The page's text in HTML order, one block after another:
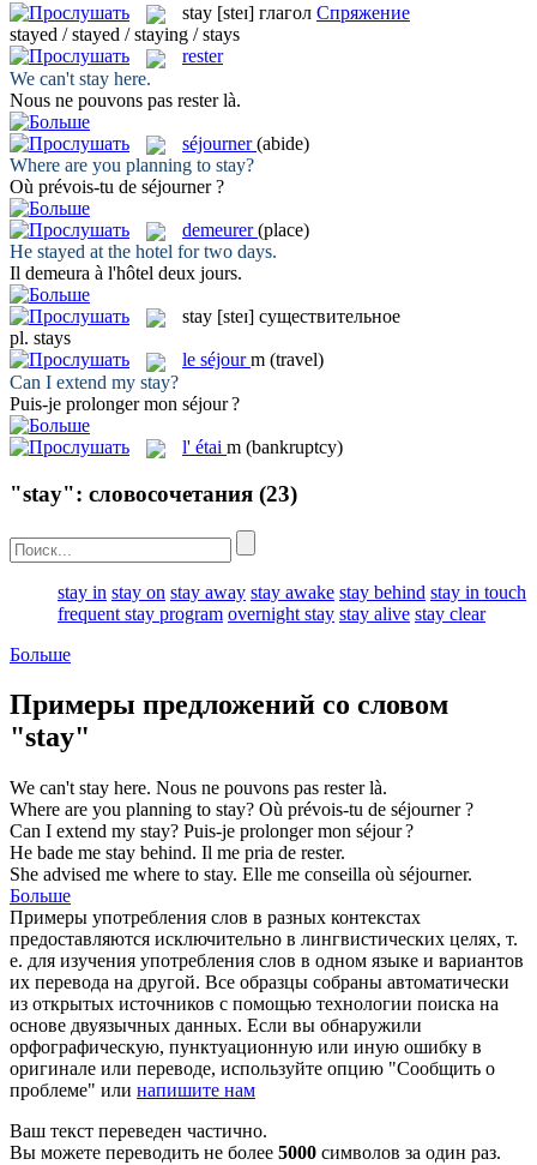
stay [steɪ] глагол Спряжение
stayed / stayed / staying / stays
rester
We can't stay here.
Nous ne pouvons pas resterlà.
séjourner (abide)
Where are you planning to stay?
Où prévois-tu de séjourner?
demeurer (place)
He stayed at the hotel for two days.
Il demeura à l'hôtel deux jours.
stay [steɪ] существительное
pl. stays
le séjour m (travel)
Can I extend my stay?
Puis-je prolonger mon séjour?
l' étai m (bankruptcy)
"stay": словосочетания (23)
stay in stay on stay away stay awake stay behind stay in touch
frequent stay program overnight stay stay alive stay clear
Больше
Примеры предложений со словом
"stay"
We can't stay here. Nous ne pouvons pas resterlà.
Where are you planning to stay? Où prévois-tu de séjourner?
Can I extend my stay? Puis-je prolonger mon séjour?
He bade me stay behind. Il me pria de rester.
She advised me where to stay. Elle me conseilla où séjourner.
Больше
Примеры употребления слов в разных контекстах
предоставляются исключительно в лингвистических целях, т.
е. для изучения употребления слов в одном языке и вариантов
их перевода на другой. Все образцы собраны автоматически
из открытых источников с помощью технологии поиска на
основе двуязычных данных. Если вы обнаружили
орфографическую, пунктуационную или иную ошибку в
оригинале или переводе, используйте опцию "Сообщить о
проблеме" или напишите нам
Ваш текст переведен частично.
Вы можете переводить не более 5000 символов за один раз.